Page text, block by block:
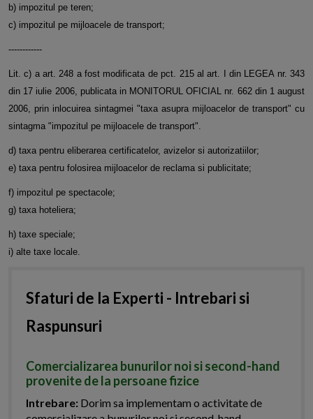
b) impozitul pe teren;
c) impozitul pe mijloacele de transport;
------------
Lit. c) a art. 248 a fost modificata de pct. 215 al art. I din LEGEA nr. 343
din 17 iulie 2006, publicata in MONITORUL OFICIAL nr. 662 din 1 august
2006, prin inlocuirea sintagmei "taxa asupra mijloacelor de transport" cu
sintagma "impozitul pe mijloacele de transport".
d) taxa pentru eliberarea certificatelor, avizelor si autorizatiilor;
e) taxa pentru folosirea mijloacelor de reclama si publicitate;
f) impozitul pe spectacole;
g) taxa hoteliera;
h) taxe speciale;
i) alte taxe locale.
Sfaturi de la Experti - Intrebari si
Raspunsuri
Comercializarea bunurilor noi si second-hand
provenite de la persoane fizice
Intrebare: Dorim sa implementam o activitate de